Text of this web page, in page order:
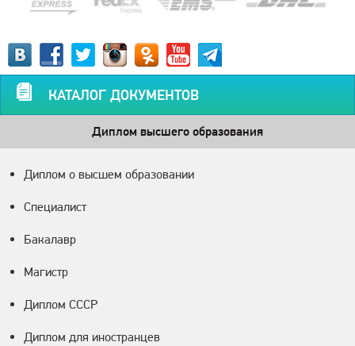
КАТАЛОГ ДОКУМЕНТОВ
Диплом высшего образования
Диплом о высшем образовании
Специалист
Бакалавр
Магистр
Диплом СССР
Диплом для иностранцев